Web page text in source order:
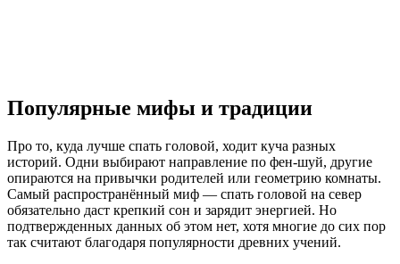
Популярные мифы и традиции
Про то, куда лучше спать головой, ходит куча разных
историй. Одни выбирают направление по фен-шуй, другие
опираются на привычки родителей или геометрию комнаты.
Самый распространённый миф — спать головой на север
обязательно даст крепкий сон и зарядит энергией. Но
подтвержденных данных об этом нет, хотя многие до сих пор
так считают благодаря популярности древних учений.